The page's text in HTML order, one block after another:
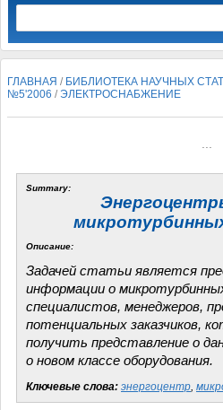
ГЛАВНАЯ / БИБЛИОТЕКА НАУЧНЫХ
№5'2006 /ЭЛЕКТРОСНАБЖЕНИЕ
Summary:
Описание:
Задачей статьи является
информации о
специалистов, менеджеров,
потенциальных заказчиков,
получить представление о
о новом классе оборудования.
Ключевые слова: энергоцентр,